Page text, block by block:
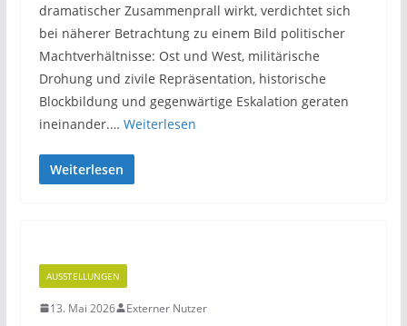
dramatischer Zusammenprall wirkt, verdichtet sich
bei näherer Betrachtung zu einem Bild politischer
Machtverhältnisse: Ost und West, militärische
Drohung und zivile Repräsentation, historische
Blockbildung und gegenwärtige Eskalation geraten
ineinander.… Weiterlesen
Weiterlesen
AUSSTELLUNGEN
13. Mai 2026 Externer Nutzer